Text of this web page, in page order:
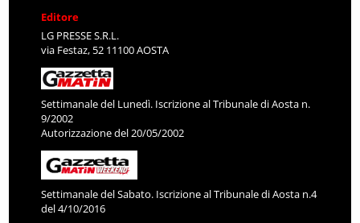
Editore
LG PRESSE S.R.L.
via Festaz, 52 11100 AOSTA
Settimanale del Lunedì. Iscrizione al Tribunale di Aosta n.
9/2002
Autorizzazione del 20/05/2002
Settimanale del Sabato. Iscrizione al Tribunale di Aosta n.4
del 4/10/2016